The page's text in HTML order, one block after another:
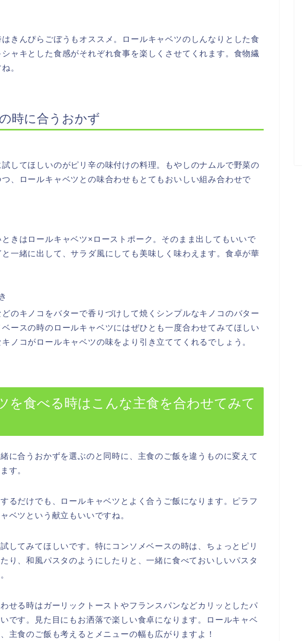
きんぴらごぼうもオススメ。ロールキャベツのしんなりとした食
ャキとした食感がそれぞれ食事を楽しくさせてくれます。食物繊
。
時に合うおかず
してほしいのがピリ辛の味付けの料理。もやしのナムルで野菜の
、ロールキャベツとの味合わせもとてもおいしい組み合わせで
きはロールキャベツ×ローストポーク。そのまま出してもいいで
一緒に出して、サラダ風にしても美味しく味わえます。食卓が華
のキノコをバターで香りづけして焼くシンプルなキノコのバター
ースの時のロールキャベツにはぜひとも一度合わせてみてほしい
ノコがロールキャベツの味をより引き立ててくれるでしょう。
を食べる時はこんな主食を合わせてみて
に合うおかずを選ぶのと同時に、主食のご飯を違うものに変えて
す。
るだけでも、ロールキャベツとよく合うご飯になります。ピラフ
ベツという献立もいいですね。
してみてほしいです。特にコンソメベースの時は、ちょっとピリ
り、和風パスタのようにしたりと、一緒に食べておいしいパスタ
せる時はガーリックトーストやフランスパンなどカリッとしたパ
です。見た目にもお洒落で楽しい食卓になります。ロールキャベ
主食のご飯も考えるとメニューの幅も広がりますよ！